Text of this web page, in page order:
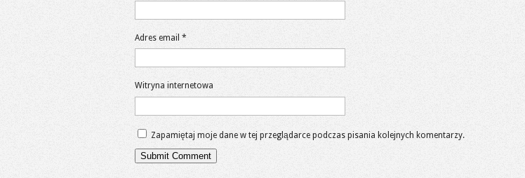
Adres email *
Witryna internetowa
Zapamiętaj moje dane w tej przeglądarce podczas pisania kolejnych komentarzy.